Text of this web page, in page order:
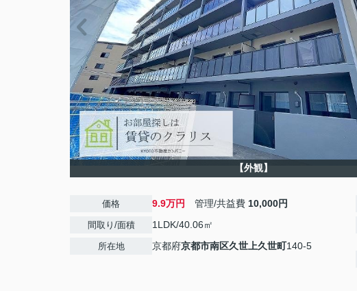
【外観】
価格 9.9万円 管理/共益費 10,000円
間取り/面積 1LDK/40.06㎡
所在地 京都府京都市南区久世上久世町140-5